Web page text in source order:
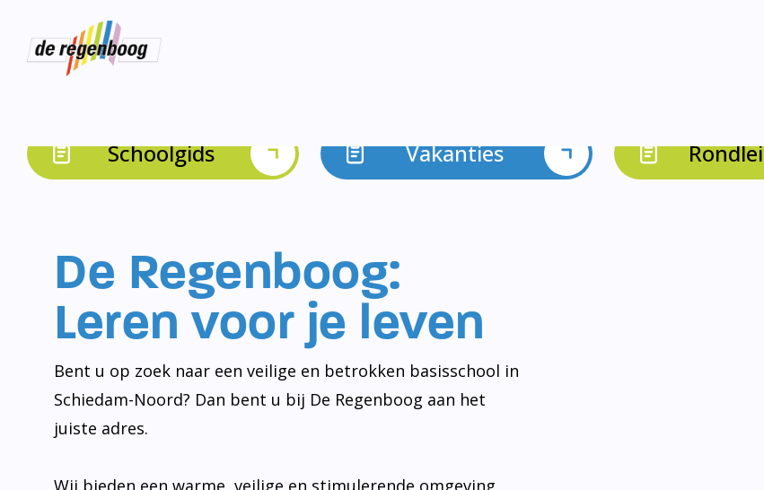
Schoolgids Vakanties
De Regenboog:
Leren voor je leven
Bent u op zoek naar een veilige en betrokken basisschool in
Schiedam-Noord? Dan bent u bij De Regenboog aan het
juiste adres.
Wij bieden een warme, veilige en stimulerende omgeving